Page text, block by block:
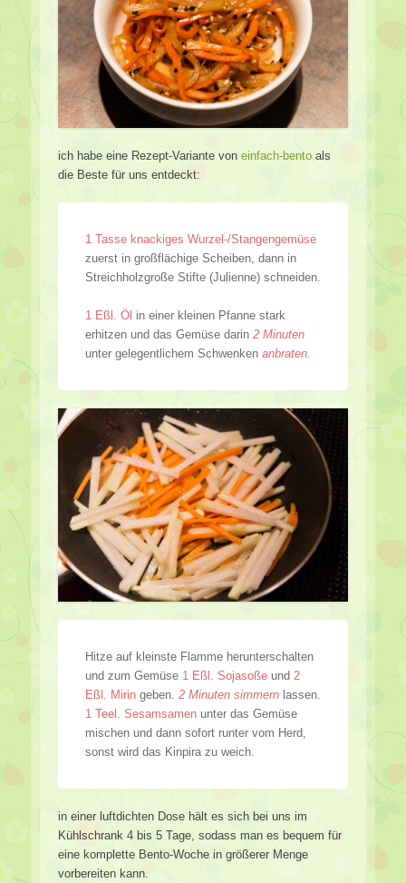
ich habe eine Rezept-Variante von einfach-bento als
die Beste für uns entdeckt:
1 Tasse knackiges Wurzel-/Stangengemüse
zuerst in großflächige Scheiben, dann in
Streichholzgroße Stifte (Julienne) schneiden.
1 Eßl. Öl in einer kleinen Pfanne stark
erhitzen und das Gemüse darin 2 Minuten
unter gelegentlichem Schwenken anbraten.
Hitze auf kleinste Flamme herunterschalten
und zum Gemüse 1 Eßl. Sojasoße und 2
Eßl. Mirin geben. 2 Minuten simmern lassen.
1 Teel. Sesamsamen unter das Gemüse
mischen und dann sofort runter vom Herd,
sonst wird das Kinpira zu weich.
in einer luftdichten Dose hält es sich bei uns im
Kühlschrank 4 bis 5 Tage, sodass man es bequem für
eine komplette Bento-Woche in größerer Menge
vorbereiten kann.